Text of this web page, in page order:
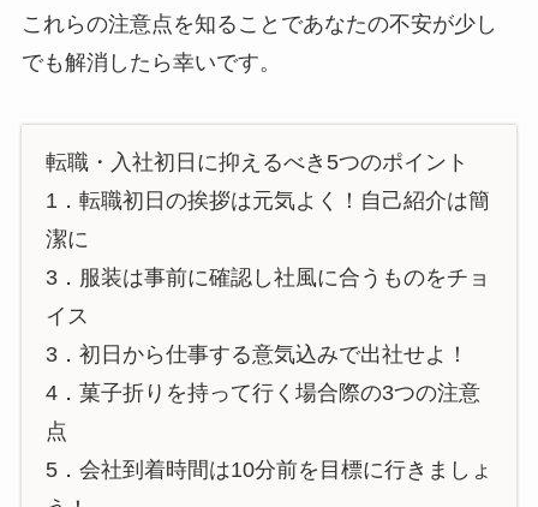
これらの注意点を知ることであなたの不安が少し
でも解消したら幸いです。
転職・入社初日に抑えるべき5つのポイント
1．転職初日の挨拶は元気よく！自己紹介は簡
潔に
3．服装は事前に確認し社風に合うものをチョ
イス
3．初日から仕事する意気込みで出社せよ！
4．菓子折りを持って行く場合際の3つの注意
点
5．会社到着時間は10分前を目標に行きましょ